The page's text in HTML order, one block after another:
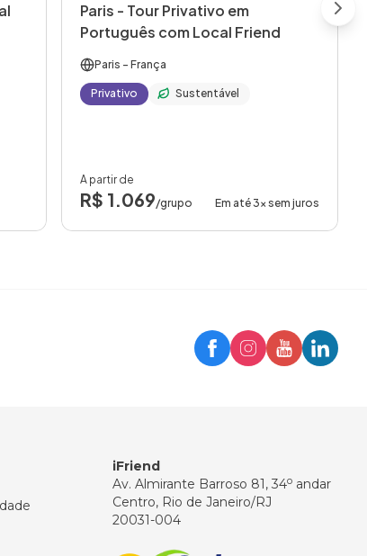
Paris - Tour Privativo em
Português com Local Friend
Paris - França
Privativo Sustentável
A partir de
R$ 1.069/grupo Em até 3x sem juros
iFriend
Av. Almirante Barroso 81, 34o andar
Centro, Rio de Janeiro/RJ
20031-004